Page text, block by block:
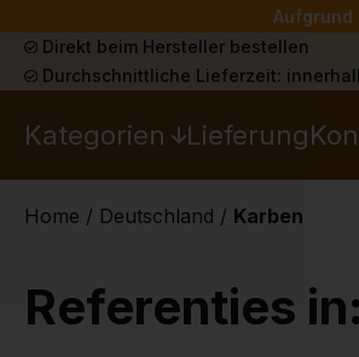
Aufgrund
Direkt beim Hersteller bestellen
Durchschnittliche Lieferzeit:
Kategorien Lieferung
Home / Deutschland / Karben
Referenties in: